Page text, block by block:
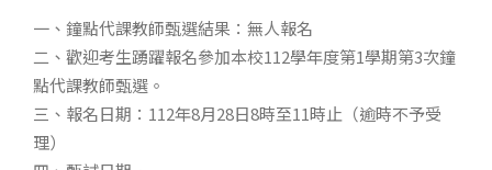
一、鐘點代課教師甄選結果：無人報名
二、歡迎考生踴躍報名參加本校112學年度第1學期第3次鐘
點代課教師甄選。
三、報名日期：112年8月28日8時至11時止（逾時不予受
理）